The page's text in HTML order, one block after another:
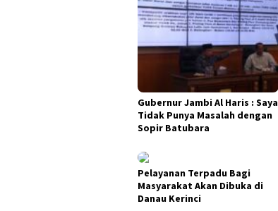
Gubernur Jambi Al Haris : Saya
Tidak Punya Masalah dengan
Sopir Batubara
Pelayanan Terpadu Bagi
Masyarakat Akan Dibuka di
Danau Kerinci